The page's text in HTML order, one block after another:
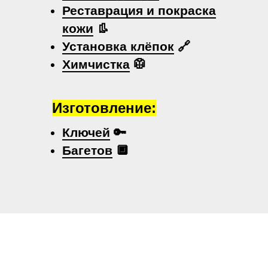
Реставрация и покраска
кожи 👢
Установка клёпок 🔗
Химчистка 🥼
Ключей 🔑
Багетов 🔲
Изготовление: